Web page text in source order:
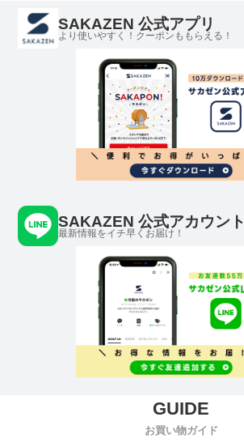
SAKAZEN 公式アプリ
より使いやすく！クーポンももらえる！
SAKAZEN 公式アカウント
最新情報をイチ早くお届け！
お買い物ガイド